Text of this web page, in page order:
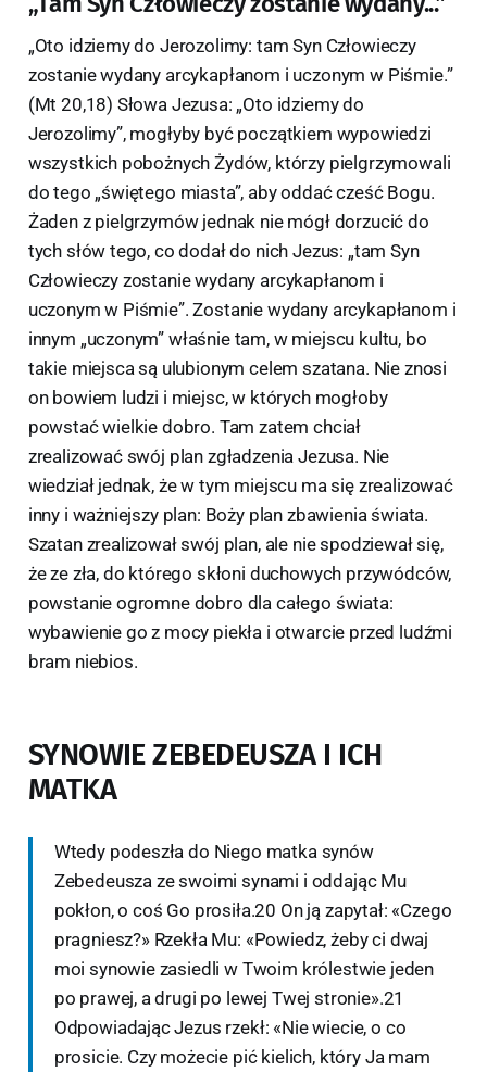
„Oto idziemy do Jerozolimy: tam Syn Człowieczy
zostanie wydany arcykapłanom i uczonym w Piśmie.”
(Mt 20,18) Słowa Jezusa: „Oto idziemy do
Jerozolimy”, mogłyby być początkiem wypowiedzi
wszystkich pobożnych Żydów, którzy pielgrzymowali
do tego „świętego miasta”, aby oddać cześć Bogu.
Żaden z pielgrzymów jednak nie mógł dorzucić do
tych słów tego, co dodał do nich Jezus: „tam Syn
Człowieczy zostanie wydany arcykapłanom i
uczonym w Piśmie”. Zostanie wydany arcykapłanom i
innym „uczonym” właśnie tam, w miejscu kultu, bo
takie miejsca są ulubionym celem szatana. Nie znosi
on bowiem ludzi i miejsc, w których mogłoby
powstać wielkie dobro. Tam zatem chciał
zrealizować swój plan zgładzenia Jezusa. Nie
wiedział jednak, że w tym miejscu ma się zrealizować
inny i ważniejszy plan: Boży plan zbawienia świata.
Szatan zrealizował swój plan, ale nie spodziewał się,
że ze zła, do którego skłoni duchowych przywódców,
powstanie ogromne dobro dla całego świata:
wybawienie go z mocy piekła i otwarcie przed ludźmi
bram niebios.
SYNOWIE ZEBEDEUSZA I ICH
MATKA
Wtedy podeszła do Niego matka synów
Zebedeusza ze swoimi synami i oddając Mu
pokłon, o coś Go prosiła.20 On ją zapytał: «Czego
pragniesz?» Rzekła Mu: «Powiedz, żeby ci dwaj
moi synowie zasiedli w Twoim królestwie jeden
po prawej, a drugi po lewej Twej stronie».21
Odpowiadając Jezus rzekł: «Nie wiecie, o co
prosicie. Czy możecie pić kielich, który Ja mam